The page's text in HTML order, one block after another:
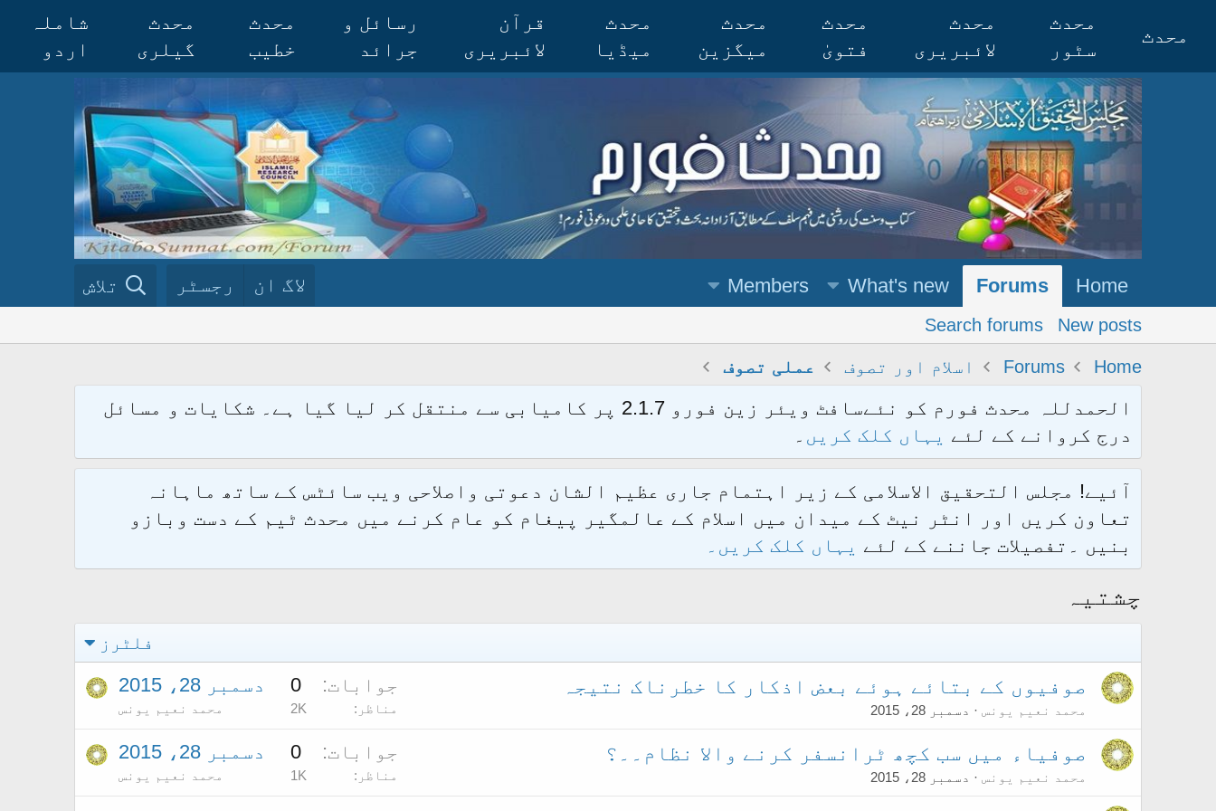
محدث
محدث
سٹور
محدث
لائبریری
محدث
فتویٰ
محدث
میگزین
محدث
میڈیا
قرآن
لائبریری
رسائل و
جرائد
محدث
خطیب
محدث
گیلری
شاملہ
اردو
Home
Forums
What's new
Members لاگ ان رجسٹر تلاش
New posts
Search forums
Home
Forums اسلام اور تصوف عملی تصوف
الحمدللہ محدث فورم کو نئےسافٹ ویئر زین فورو 2.1.7 پر کامیابی سے منتقل کر لیا گیا ہے۔ شکایات و مسائل
درج کروانے کے لئے یہاں کلک کریں ۔
آئیے! مجلس التحقیق الاسلامی کے زیر اہتمام جاری عظیم الشان دعوتی واصلاحی ویب سائٹس کے ساتھ ماہانہ
تعاون کریں اور انٹر نیٹ کے میدان میں اسلام کے عالمگیر پیغام کو عام کرنے میں محدث ٹیم کے دست وبازو
بنیں ۔تفصیلات جاننے کے لئے یہاں کلک کریں۔
چشتیہ
فلٹرز
صوفیوں کے بتائے ہوئے بعض اذکار کا خطرناک نتیجہ
محمد نعیم یونس دسمبر 28، 2015
جوابات 0
مناظر 2K
دسمبر 28، 2015
محمد نعیم یونس
صوفیاء میں سب کچھ ٹرانسفر کرنے والا نظام۔۔؟
محمد نعیم یونس دسمبر 28، 2015
جوابات 0
مناظر 1K
دسمبر 28، 2015
محمد نعیم یونس